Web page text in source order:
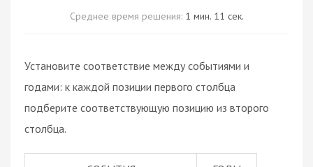
Среднее время решения: 1 мин. 11 сек.
Установите соответствие между событиями и
годами: к каждой позиции первого столбца
подберите соответствующую позицию из второго
столбца.